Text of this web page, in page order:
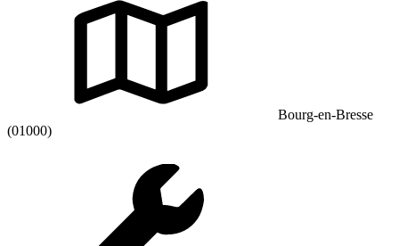
Bourg-en-Bresse
(01000)